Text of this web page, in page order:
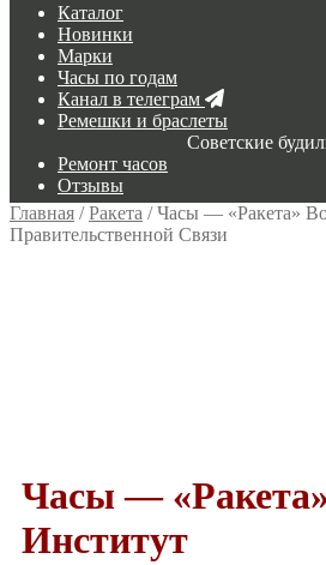
Каталог
Новинки
Марки
Часы по годам
Канал в телеграм
Ремешки и браслеты
Советские
Ремонт часов
Отзывы
Главная /Ракета /Часы — «Ракета»
Правительственной Связи
Часы —
Институт